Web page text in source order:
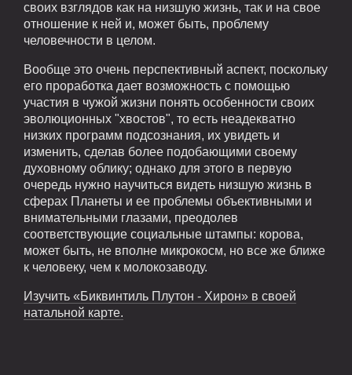
своих взглядов как на низшую жизнь, так и на свое
отношение к ней и, может быть, проблему
человечности в целом.
Вообще это очень перспективный аспект, поскольку
его проработка дает возможность с помощью
участия в чужой жизни понять особенности своих
эволюционных "хвостов", то есть неадекватно
низких программ подсознания, их увидеть и
изменить, сделав более подобающими своему
духовному облику; однако для этого в первую
очередь нужно научиться видеть низшую жизнь в
сферах Планеты и ее проблемы объективными и
внимательными глазами, преодолев
соответствующие социальные штампы: корова,
может быть, не вполне микрокосм, но все же ближе
к человеку, чем к молокозаводу.
Изучить «Биквинтиль Плутон - Хирон» в своей
натальной карте.